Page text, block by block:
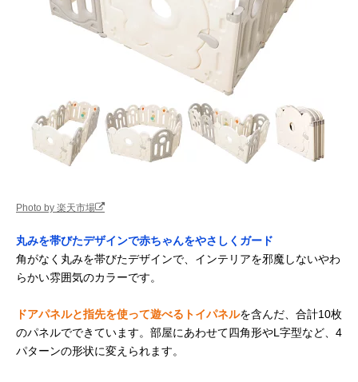
Photo by 楽天市場
丸みを帯びたデザインで赤ちゃんをやさしくガード
角がなく丸みを帯びたデザインで、インテリアを邪魔しないやわ
らかい雰囲気のカラーです。
ドアパネルと指先を使って遊べるトイパネルを含んだ、合計10枚
のパネルでできています。部屋にあわせて四角形やL字型など、4
パターンの形状に変えられます。